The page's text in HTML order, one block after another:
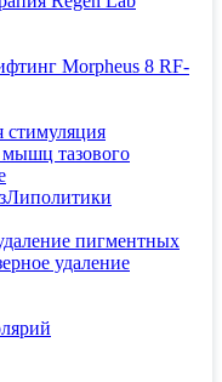
Morpheus 8 RF-
стимуляция
мышц тазового
Липолитики
пигментных
удаление